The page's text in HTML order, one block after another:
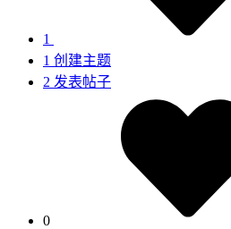
1
1 创建主题
2 发表帖子
0